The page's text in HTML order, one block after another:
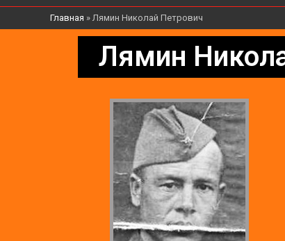
Главная » Лямин Николай Петрович
Лямин